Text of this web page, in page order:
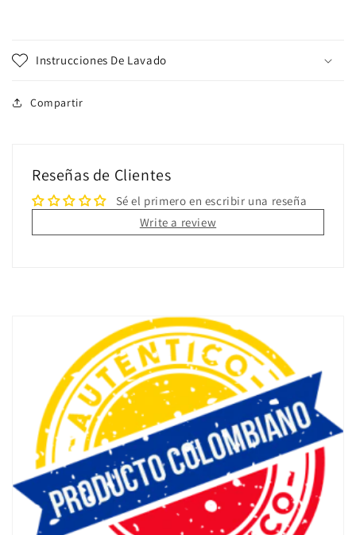
Instrucciones De Lavado
Compartir
Reseñas de Clientes
Sé el primero en escribir una reseña
Write a review